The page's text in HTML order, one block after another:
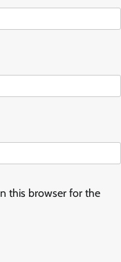
this browser for the